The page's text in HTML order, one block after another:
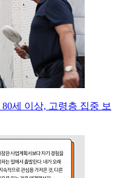
세 이상, 고령층 집중 보